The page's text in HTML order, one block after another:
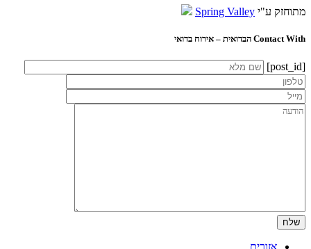
מתוחזק ע"י Spring Valley
Contact With הבדואית – אירוח בדואי
[post_id]